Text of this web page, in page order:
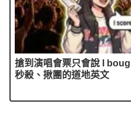
搶到演唱會票只會說 I
秒殺、揪團的道地英文